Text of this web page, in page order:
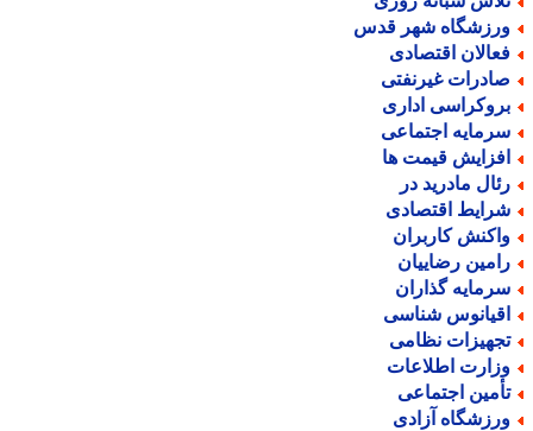
شهر قدس
اقتصادی
غیرنفتی
اداری
اجتماعی
قیمت ها
مادرید در
اقتصادی
کاربران
رضاییان
گذاران
شناسی
نظامی
اطلاعات
اجتماعی
آزادی